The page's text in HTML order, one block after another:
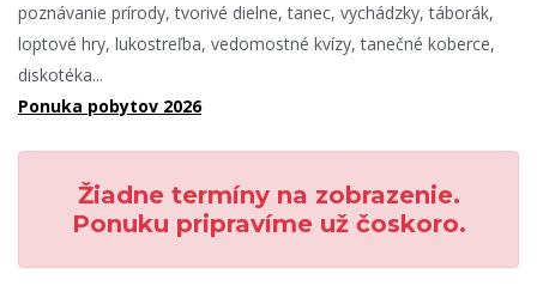
poznávanie prírody, tvorivé dielne, tanec, vychádzky, táborák,
loptové hry, lukostreľba, vedomostné kvízy, tanečné koberce,
diskotéka...
Ponuka pobytov 2026
Žiadne termíny na zobrazenie.
Ponuku pripravíme už čoskoro.